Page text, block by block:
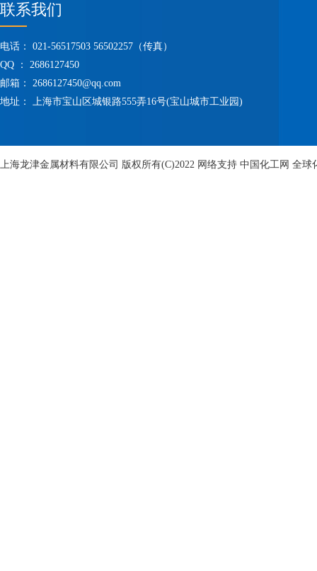
联系我们
电话： 021-56517503 56502257（传真）
QQ ： 2686127450
邮箱： 2686127450@qq.com
地址： 上海市宝山区城银路555弄16号(宝山城市工业园)
上海龙津金属材料有限公司 版权所有(C)2022 网络支持 中国化工网 全球